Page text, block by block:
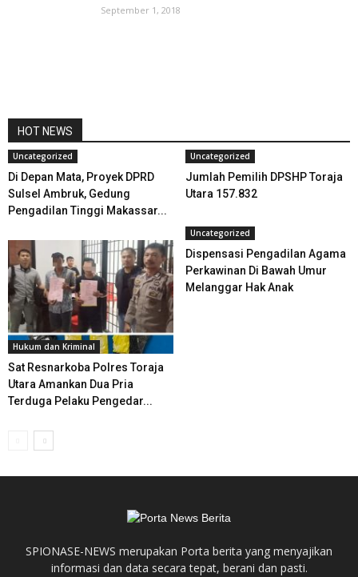
September 1, 2018
HOT NEWS
Uncategorized
Di Depan Mata, Proyek DPRD
Sulsel Ambruk, Gedung
Pengadilan Tinggi Makassar...
Uncategorized
Jumlah Pemilih DPSHP Toraja
Utara 157.832
Hukum dan Kriminal
Sat Resnarkoba Polres Toraja
Utara Amankan Dua Pria
Terduga Pelaku Pengedar...
Uncategorized
Dispensasi Pengadilan Agama
Perkawinan Di Bawah Umur
Melanggar Hak Anak
SPIONASE-NEWS merupakan Porta berita yang menyajikan
informasi dan data secara tepat, berani dan pasti.